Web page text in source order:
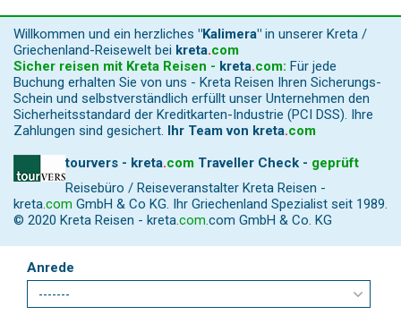
Willkommen und ein herzliches "Kalimera" in unserer Kreta /
Griechenland-Reisewelt bei kreta.com
Sicher reisen mit Kreta Reisen - kreta.com: Für jede
Buchung erhalten Sie von uns - Kreta Reisen Ihren Sicherungs-
Schein und selbstverständlich erfüllt unser Unternehmen den
Sicherheitsstandard der Kreditkarten-Industrie (PCI DSS). Ihre
Zahlungen sind gesichert. Ihr Team von kreta.com
tourvers - kreta.com Traveller Check - geprüft
Reisebüro / Reiseveranstalter Kreta Reisen -
kreta.com GmbH & Co KG. Ihr Griechenland Spezialist seit 1989.
© 2020 Kreta Reisen - kreta.com.com GmbH & Co. KG
Anrede